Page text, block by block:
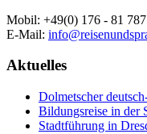
Mobil: +49(0) 176 - 81
E-Mail:
Aktuelles
Dolmetscher
Bildungsreise in der
Stadtführung in